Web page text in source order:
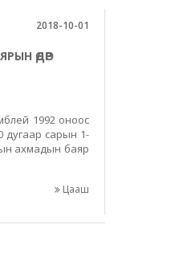
2018-10-01
ӨДӨР
1992 оноос
дугаар сарын 1-
ахмадын баяр
Цааш